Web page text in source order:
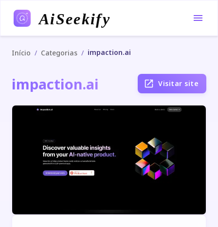
AiSeekify
Início / Categorias / impaction.ai
impaction.ai Visitar site